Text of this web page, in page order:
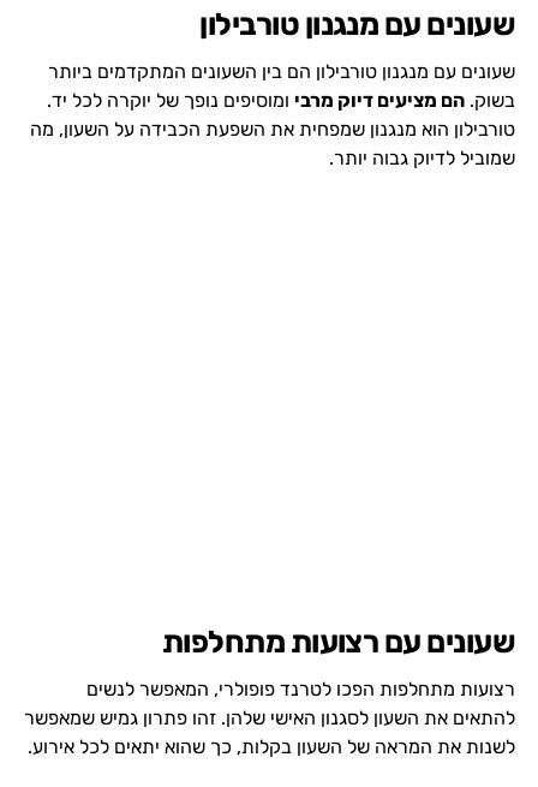
שעונים עם מנגנון טורבילון
שעונים עם מנגנון טורבילון הם בין השעונים המתקדמים ביותר
בשוק. הם מציעים דיוק מרביומוסיפים נופך של יוקרה לכל יד.
טורבילון הוא מנגנון שמפחית את השפעת הכבידה על השעון, מה
שמוביל לדיוק גבוה יותר.
שעונים עם רצועות מתחלפות
רצועות מתחלפות הפכו לטרנד פופולרי, המאפשר לנשים
להתאים את השעון לסגנון האישי שלהן. זהו פתרון גמיש שמאפשר
לשנות את המראה של השעון בקלות, כך שהוא יתאים לכל אירוע.